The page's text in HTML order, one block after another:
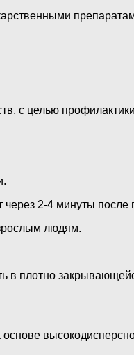
с целью
через 2-4 минуты после
людям.
плотно